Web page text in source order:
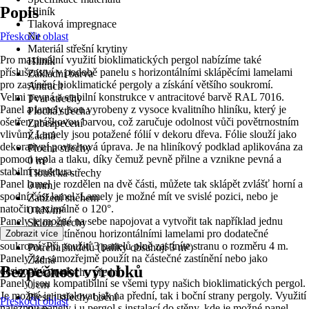
Hliník
Tlaková impregnace
Ne
Materiál střešní krytiny
Hliník
Základní barva
Antracit
Tvar střechy
Plochá střecha
Zabezpečení
Žádná
Plocha střechy
0 m²
Tloušťka střechy
0 mm
Zatížení sněhem
0 kN/m²
Sklon střechy
0 °
Potřeba šindelů (balíky obsahují 3 m²)
Žádná
Přesah střechy přední
0 cm
Přesah střechy boční
Popis
Přeskočit oblast
Pro maximální využití bioklimatických pergol nabízíme také
příslušenství v podobě panelu s horizontálními sklápěcími lamelami
pro zastínění bioklimatické pergoly a získání většího soukromí.
Velmi pevná a stabilní konstrukce v antracitové barvě RAL 7016.
Panel a lamely jsou vyrobeny z vysoce kvalitního hliníku, který je
ošetřen práškovou barvou, což zaručuje odolnost vůči povětrnostním
vlivům. Lamely jsou potažené fólií v dekoru dřeva. Fólie slouží jako
dekorativní povrchová úprava. Je na hliníkový podklad aplikována za
pomoci tepla a tlaku, díky čemuž pevně přilne a vznikne pevná a
stabilní struktura.
Panel lamel je rozdělen na dvě části, můžete tak sklápět zvlášť horní a
spodní část lamel. Lamely je možné mít ve svislé pozici, nebo je
natočit maximálně o 120°.
Panely je možné na sebe napojovat a vytvořit tak například jednu
stranu plně zastíněnou horizontálními lamelami pro dodatečné
soukromí. Při použití 3 panelů plně zastíníte stranu o rozměru 4 m.
Panely lze samozřejmě použít na částečné zastínění nebo jako
designový prvek.
Panely jsou kompatibilní se všemi typy našich bioklimatických pergol.
Je možné je instalovat jak na přední, tak i boční strany pergoly. Využití
Zobrazit více
Bezpečnost výrobků
Přeskočit oblast